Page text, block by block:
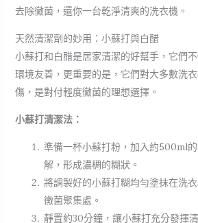
去除黴菌，還你一台乾淨清爽的洗衣機。
天然清潔劑的妙用：小蘇打與白醋
小蘇打和白醋是居家清潔的好幫手，它們
環境友善，更重要的是，它們對大多數洗
傷，是對付輕度黴菌的理想選擇。
小蘇打清潔法：
準備一杯小蘇打粉，加入約500ml
解，形成濃稠的糊狀。
將調製好的小蘇打糊均勻塗抹在洗
黴菌聚集處。
靜置約30分鐘，讓小蘇打充分發揮